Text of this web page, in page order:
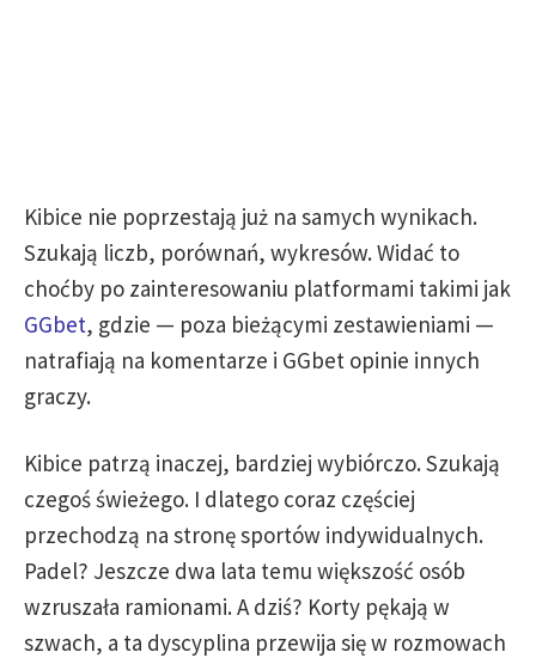
Kibice nie poprzestają już na samych wynikach.
Szukają liczb, porównań, wykresów. Widać to
choćby po zainteresowaniu platformami takimi jak
GGbet, gdzie — poza bieżącymi zestawieniami —
natrafiają na komentarze i GGbet opinie innych
graczy.
Kibice patrzą inaczej, bardziej wybiórczo. Szukają
czegoś świeżego. I dlatego coraz częściej
przechodzą na stronę sportów indywidualnych.
Padel? Jeszcze dwa lata temu większość osób
wzruszała ramionami. A dziś? Korty pękają w
szwach, a ta dyscyplina przewija się w rozmowach